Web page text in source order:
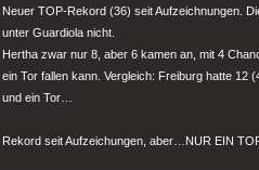
Neuer TOP-Rekord (36) seit Aufzeichnungen.
unter Guardiola nicht.
Hertha zwar nur 8, aber 6 kamen an, mit 4
ein Tor fallen kann. Vergleich: Freiburg hatte 12
und ein Tor…
Rekord seit Aufzeichungen, aber…NUR EIN